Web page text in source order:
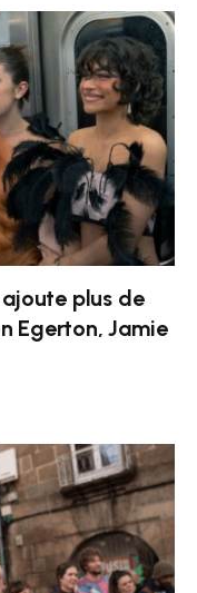
plus de
Egerton, Jamie